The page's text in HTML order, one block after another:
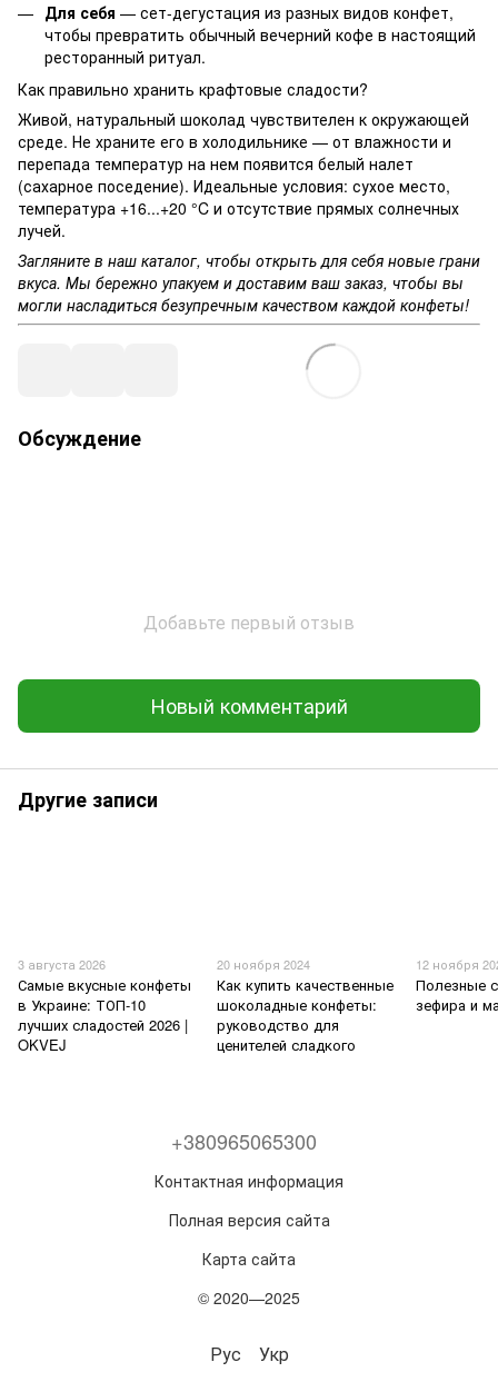
Для себя — сет-дегустация из разных видов конфет,
чтобы превратить обычный вечерний кофе в настоящий
ресторанный ритуал.
Как правильно хранить крафтовые сладости?
Живой, натуральный шоколад чувствителен к окружающей
среде. Не храните его в холодильнике — от влажности и
перепада температур на нем появится белый налет
(сахарное поседение). Идеальные условия: сухое место,
температура +16...+20 °C и отсутствие прямых солнечных
лучей.
Загляните в наш каталог, чтобы открыть для себя новые грани
вкуса. Мы бережно упакуем и доставим ваш заказ, чтобы вы
могли насладиться безупречным качеством каждой конфеты!
Обсуждение
Добавьте первый отзыв
Новый комментарий
Другие записи
3 августа 2026
Самые вкусные конфеты
в Украине: ТОП-10
лучших сладостей 2026 |
OKVEJ
20 ноября 2024
Как купить качественные
шоколадные конфеты:
руководство для
ценителей сладкого
12 ноября
Полезные
зефира и
+380965065300
Контактная информация
Полная версия сайта
Карта сайта
© 2020—2025
Рус Укр